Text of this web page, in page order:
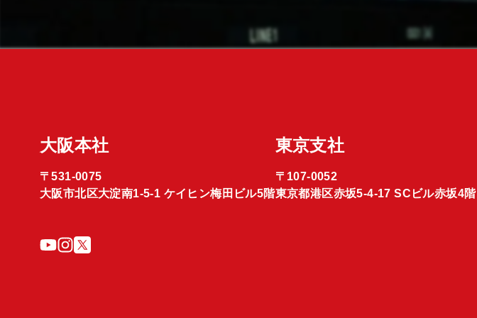
大阪本社
〒531-0075
大阪市北区大淀南1-5-1 ケイヒン梅田ビル5階
東京支社
〒107-0052
東京都港区赤坂5-4-17 SCビル赤坂4階